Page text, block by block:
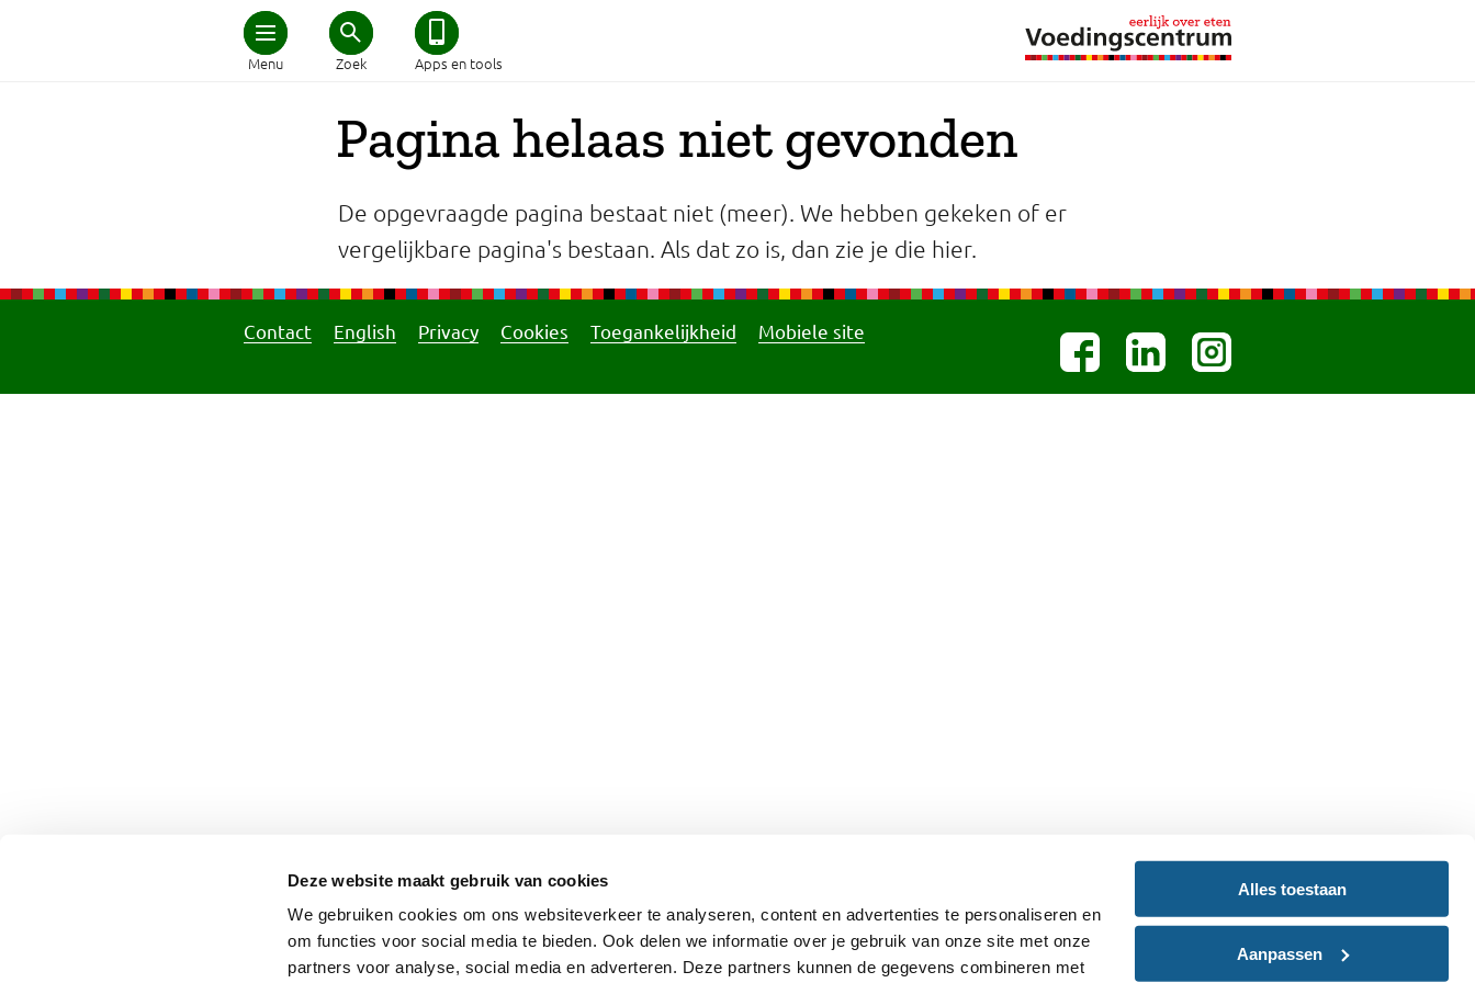
Deze website maakt gebruik van cookies
We gebruiken cookies om ons websiteverkeer te analyseren, content en advertenties te personaliseren en
om functies voor social media te bieden. Ook delen we informatie over je gebruik van onze site met onze
partners voor analyse, social media en adverteren. Deze partners kunnen de gegevens combineren met
Alles toestaan
Aanpassen
Menu Zoek Apps en tools
Home
Schijf van Vijf
Afvallen
Zwanger en kind
Pagina helaas niet gevonden
De opgevraagde pagina bestaat niet (meer). We hebben gekeken of er
vergelijkbare pagina's bestaan. Als dat zo is, dan zie je die hier.
Contact English Privacy Cookies Toegankelijkheid Mobiele site